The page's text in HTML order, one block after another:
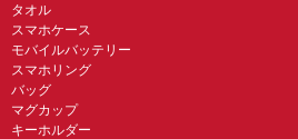
タオル
スマホケース
モバイルバッテリー
スマホリング
バッグ
マグカップ
キーホルダー